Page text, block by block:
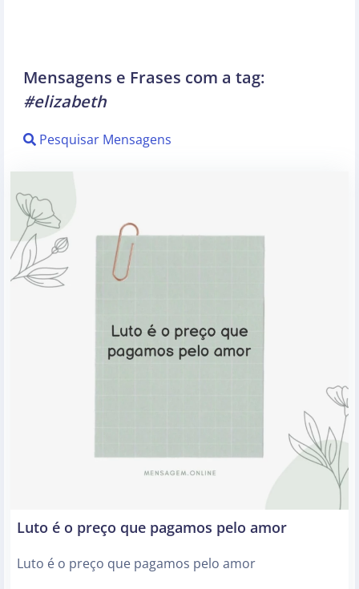
Mensagens e Frases com a tag:
#elizabeth
Pesquisar Mensagens
Luto é o preço que pagamos pelo amor
Luto é o preço que pagamos pelo amor